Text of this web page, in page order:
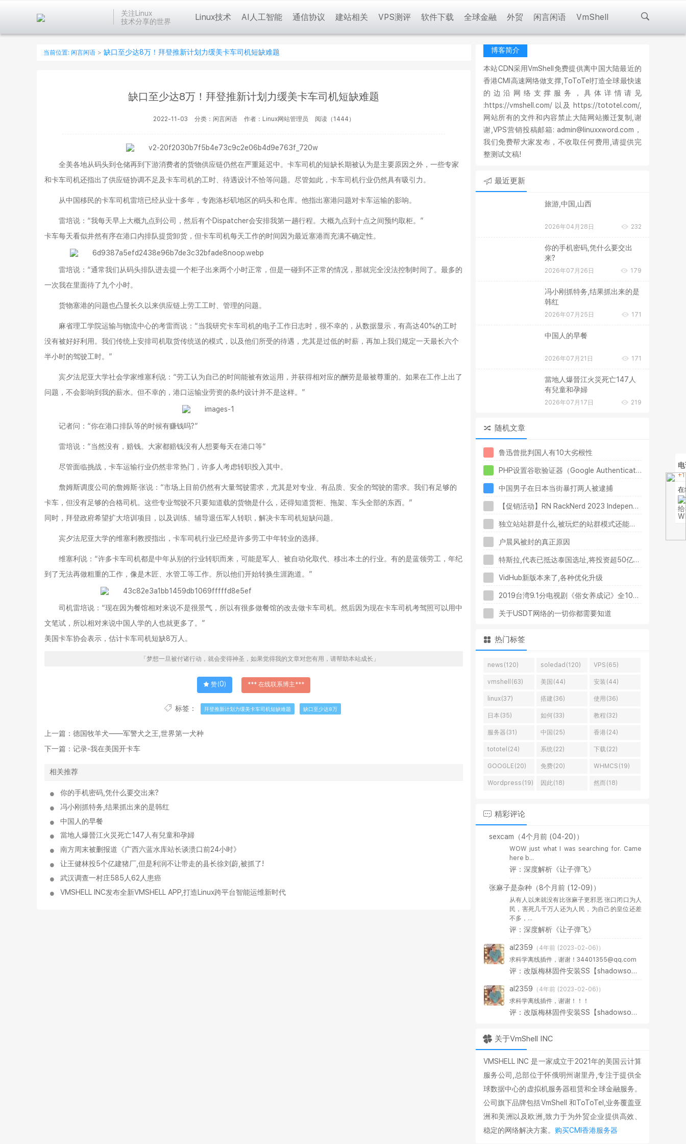
关注Linux
技术分享的世界
Linux技术 AI人工智能 通信协议 建站相关 VPS测评 软件下载 全球金融 外贸 闲言闲语 VmShell
当前位置: 闲言闲语 > 缺口至少达8万！拜登推新计划力缓美卡车司机短缺难题
缺口至少达8万！拜登推新计划力缓美卡车司机短缺难题
2022-11-03 分类：闲言闲语 作者：Linux网站管理员 阅读（1444）
全美各地从码头到仓储再到下游消费者的货物供应链仍然在严重延迟中。卡车司机的短缺长期被认为是主要原因之外，一些专家
和卡车司机还指出了供应链协调不足及卡车司机的工时、待遇设计不恰等问题。尽管如此，卡车司机行业仍然具有吸引力。
从中国移民的卡车司机雷培已经从业十多年，专跑洛杉矶地区的码头和仓库。他指出塞港问题对卡车运输的影响。
雷培说：“我每天早上大概九点到公司，然后有个Dispatcher会安排我第一趟行程。大概九点到十点之间预约取柜。”
卡车每天看似井然有序在港口内排队提货卸货，但卡车司机每天工作的时间因为最近塞港而充满不确定性。
雷培说：“通常我们从码头排队进去提一个柜子出来两个小时正常，但是一碰到不正常的情况，那就完全没法控制时间了。最多的
一次我在里面待了九个小时。
货物塞港的问题也凸显长久以来供应链上劳工工时、管理的问题。
麻省理工学院运输与物流中心的考雷而说：“当我研究卡车司机的电子工作日志时，很不幸的，从数据显示，有高达40%的工时
没有被好好利用。我们传统上安排司机取货传统送的模式，以及他们所受的待遇，尤其是过低的时薪，再加上我们规定一天最长六个
半小时的驾驶工时。”
宾夕法尼亚大学社会学家维塞利说：“劳工认为自己的时间能被有效运用，并获得相对应的酬劳是最被尊重的。如果在工作上出了
问题，不会影响到我的薪水。但不幸的，港口运输业劳资的条约设计并不是这样。”
记者问：“你在港口排队等的时候有赚钱吗?”
雷培说：“当然没有，赔钱。大家都赔钱没有人想要每天在港口等“
尽管面临挑战，卡车运输行业仍然非常热门，许多人考虑转职投入其中。
詹姆斯调度公司的詹姆斯·张说：“市场上目前仍然有大量驾驶需求，尤其是对专业、有品质、安全的驾驶的需求。我们有足够的
卡车，但没有足够的合格司机。这些专业驾驶不只要知道载的货物是什么，还得知道货柜、拖架、车头全部的东西。”
同时，拜登政府希望扩大培训项目，以及训练、辅导退伍军人转职，解决卡车司机短缺问题。
宾夕法尼亚大学的维塞利教授指出，卡车司机行业已经是许多劳工中年转业的选择。
维塞利说：“许多卡车司机都是中年从别的行业转职而来，可能是军人、被自动化取代、移出本土的行业。有的是蓝领劳工，年纪
到了无法再做粗重的工作，像是木匠、水管工等工作。所以他们开始转换生涯跑道。”
司机雷培说：“现在因为餐馆相对来说不是很景气，所以有很多做餐馆的改去做卡车司机。然后因为现在卡车司机考驾照可以用中
文笔试，所以相对来说中国人学的人也就更多了。”
美国卡车协会表示，估计卡车司机短缺8万人。
「梦想一旦被付诸行动，就会变得神圣，如果觉得我的文章对您有用，请帮助本站成长」
赞(0) *** 在线联系博主***
标签： 拜登推新计划力缓美卡车司机短缺难题 缺口至少达8万
上一篇： 德国牧羊犬——军警犬之王,世界第一犬种
下一篇： 记录-我在美国开卡车
相关推荐
你的手机密码,凭什么要交出来?
冯小刚抓特务,结果抓出来的是韩红
中国人的早餐
當地人爆晉江火災死亡147人有兒童和孕婦
南方周末被删报道《广西六蓝水库站长谈溃口前24小时》
让王健林投5个亿建猪厂,但是利润不让带走的县长徐刘蔚,被抓了!
武汉调查一村庄585人62人患癌
VMSHELL INC发布全新VMSHELL APP,打造Linux跨平台智能运维新时代
博客简介
本站CDN采用VmShell免费提供离中国大陆最近的
香港CMI高速网络做支撑,ToToTel打造全球最快速
的边沿网络支撑服务，具体详情请见
:https://vmshell.com/ 以及 https://tototel.com/,
网站所有的文件和内容禁止大陆网站搬迁复制,谢
谢,VPS营销投稿邮箱: admin@linuxxword.com，
我们免费帮大家发布，不收取任何费用,请提供完
整测试文稿!
最近更新
旅游,中国,山西
2026年04月28日 232
你的手机密码,凭什么要交出
来?
2026年07月26日 179
冯小刚抓特务,结果抓出来的是
韩红
2026年07月25日 171
中国人的早餐
2026年07月21日 171
當地人爆晉江火災死亡147人
有兒童和孕婦
2026年07月17日 219
随机文章
鲁迅曾批判国人有10大劣根性
PHP设置谷歌验证器（Google Authenticator）实现操作2FA二步验证
中国男子在日本当街暴打两人被逮捕
【促销活动】RN RackNerd 2023 Independence Day活动特价+流量翻倍
独立站站群是什么,被玩烂的站群模式还能持续多久.站群玩法需要注意什么
户晨风被封的真正原因
特斯拉,代表已抵达泰国选址,将投资超50亿美元
VidHub新版本来了,各种优化升级
2019台湾9.1分电视剧《俗女养成记》全10集BT下载
关于USDT网络的一切你都需要知道
热门标签
news(120) soledad(120) VPS(65)
vmshell(63) 美国(44) 安装(44)
linux(37) 搭建(36) 使用(36)
日本(35) 如何(33) 教程(32)
服务器(31) 中国(25) 香港(24)
tototel(24) 系统(22) 下载(22)
GOOGLE(20) 免费(20) WHMCS(19)
Wordpress(19) 因此(18) 然而(18)
精彩评论
sexcam （4个月前 (04-20)）
WOW just what I was searching for. Came
here b...
评：深度解析《让子弹飞》
张麻子是杂种 （8个月前 (12-09)）
从有人以来就没有比张麻子更邪恶 张口闭口为人
民，害死几千万人还为人民，为自己的皇位还差
不多，...
评：深度解析《让子弹飞》
al2359 （4年前 (2023-02-06)）
求科学离线插件，谢谢！34401355@qq.com
评：改版梅林固件安装SS【shadowsocks】科学上网插件教程
al2359 （4年前 (2023-02-06)）
求科学离线插件，谢谢！！！
评：改版梅林固件安装SS【shadowsocks】科学上网插件教程
关于VmShell INC
VMSHELL INC 是一家成立于2021年的美国云计算
服务公司,总部位于怀俄明州谢里丹,专注于提供全
球数据中心的虚拟机服务器租赁和全球金融服务。
公司旗下品牌包括VmShell 和ToToTel,业务覆盖亚
洲和美洲以及欧洲,致力于为外贸企业提供高效、
稳定的网络解决方案。 购买CMI香港服务器
在